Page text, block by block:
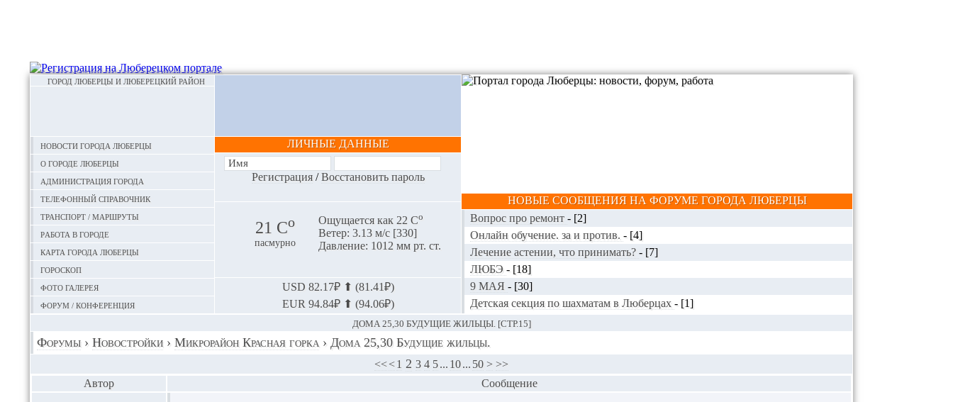
ГОРОД ЛЮБЕРЦЫ И ЛЮБЕРЕЦКИЙ РАЙОН
Новости города Люберцы
О городе Люберцы
Администрация города
Телефонный справочник
Транспорт / маршруты
Работа в городе
Карта города Люберцы
Гороскоп
Фото галерея
Форум / конференция
ЛИЧНЫЕ ДАННЫЕ
Регистрация/Восстановить пароль
21 Сo
пасмурно
Ощущается как 22 Сo
Ветер: 3.13 м/с [330]
Давление: 1012 мм рт. ст.
USD 82.17₽ ⬆ (81.41₽)
EUR 94.84₽ ⬆ (94.06₽)
НОВЫЕ СООБЩЕНИЯ НА ФОРУМЕ ГОРОДА ЛЮБЕРЦЫ
Вопрос про ремонт - [2]
Онлайн обучение. за и против. - [4]
Лечение астении, что принимать? - [7]
ЛЮБЭ - [18]
9 МАЯ - [30]
Детская секция по шахматам в Люберцах - [1]
ДОМА 25,30 БУДУЩИЕ ЖИЛЬЦЫ. [СТР.15]
Форумы › Новостройки › Микрорайон Красная горка› Дома 25,30 Будущие жильцы.
<<<1 2 3 4 5... 10... 50 > >>
Автор
Сообщение